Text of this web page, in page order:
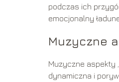
podczas ich
emocjonalny
Muzyczne
Muzyczne aspekty
dynamiczna i